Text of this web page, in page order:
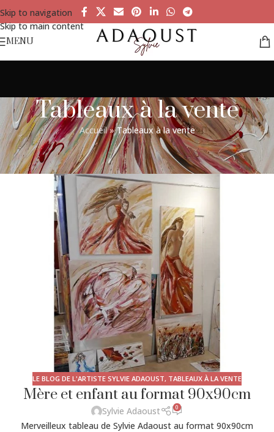
Skip to navigation
Skip to main content
MENU
Tableaux à la vente
Accueil»Tableaux à la vente
LE BLOG DE L'ARTISTE SYLVIE ADAOUST, TABLEAUX À LA VENTE
Mère et enfant au format 90x90cm
Sylvie Adaoust 0
Merveilleux tableau de Sylvie Adaoust au format 90x90cm